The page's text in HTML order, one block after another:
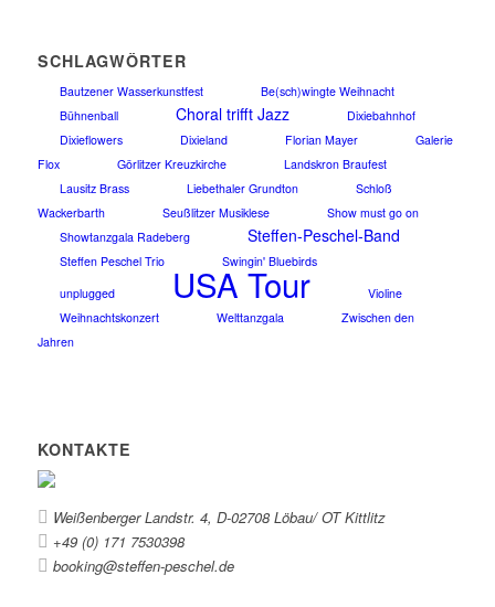
SCHLAGWÖRTER
Bautzener Wasserkunstfest
Be(sch)wingte Weihnacht
Bühnenball
Choral trifft Jazz
Dixiebahnhof
Dixieflowers
Dixieland Florian Mayer
Galerie
Flox
Görlitzer Kreuzkirche
Landskron Braufest
Lausitz Brass
Liebethaler Grundton
Schloß
Wackerbarth
Seußlitzer Musiklese
Show must go on
Showtanzgala Radeberg
Steffen-Peschel-Band
Steffen Peschel Trio
Swingin' Bluebirds
unplugged
USA Tour
Violine
Weihnachtskonzert
Welttanzgala
Zwischen den
Jahren
KONTAKTE
Weißenberger Landstr. 4, D-02708 Löbau/ OT Kittlitz
+49 (0) 171 7530398
booking@steffen-peschel.de